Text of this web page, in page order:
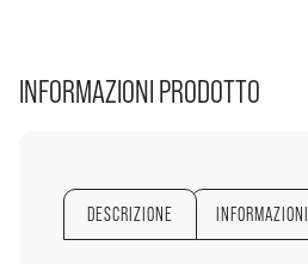
INFORMAZIONI PRODOTTO
DESCRIZIONE